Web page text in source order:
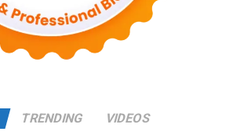
TRENDING VIDEOS